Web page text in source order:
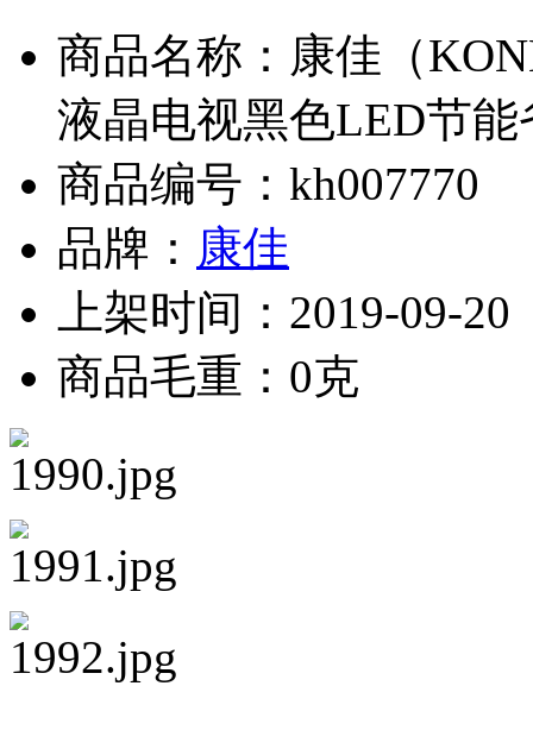
商品名称：康佳（
液晶电视黑色LED节
商品编号：kh007770
品牌： 康佳
上架时间：2019-09-20
商品毛重：0克